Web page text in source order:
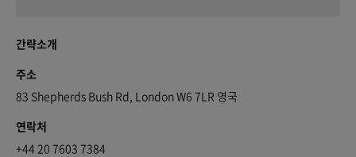
간략소개
주소
83 Shepherds Bush Rd, London W6 7LR 영국
연락처
+44 20 7603 7384